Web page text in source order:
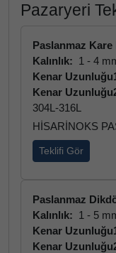
Pazaryeri
Paslanmaz Kare
Kalınlık: 1 - 4
Kenar
Kenar
304L-316L
HİSARİNOKS
Teklifi Gör
Paslanmaz
Kalınlık: 1 - 5
Kenar
Kenar